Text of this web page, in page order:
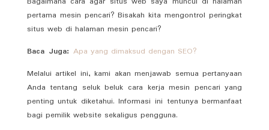
pertama mesin pencari? Bisakah kita mengontrol peringkat
situs web di halaman mesin pencari?
Baca Juga: Apa yang dimaksud dengan SEO?
Melalui artikel ini, kami akan menjawab semua pertanyaan
Anda tentang seluk beluk cara kerja mesin pencari yang
penting untuk diketahui. Informasi ini tentunya bermanfaat
bagi pemilik website sekaligus pengguna.